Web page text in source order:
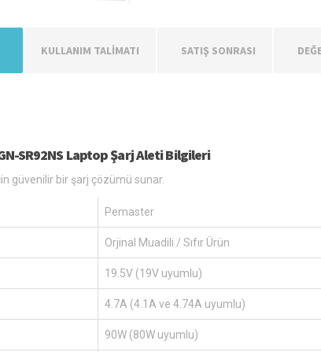
KULLANIM TALİMATI SATIŞ SONRASI
SR92NS Laptop Şarj Aleti Bilgileri
güvenilir bir şarj çözümü sunar.
Pemaster
Orjinal Muadili / Sıfır Ürün
19.5V (19V uyumlu)
4.7A (4.1A ve 4.74A uyumlu)
90W (80W uyumlu)